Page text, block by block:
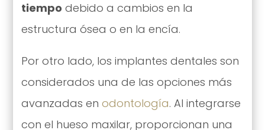
tiempo debido a cambios en la
estructura ósea o en la encía.
Por otro lado, los implantes dentales son
considerados una de las opciones más
avanzadas en odontología. Al integrarse
con el hueso maxilar, proporcionan una